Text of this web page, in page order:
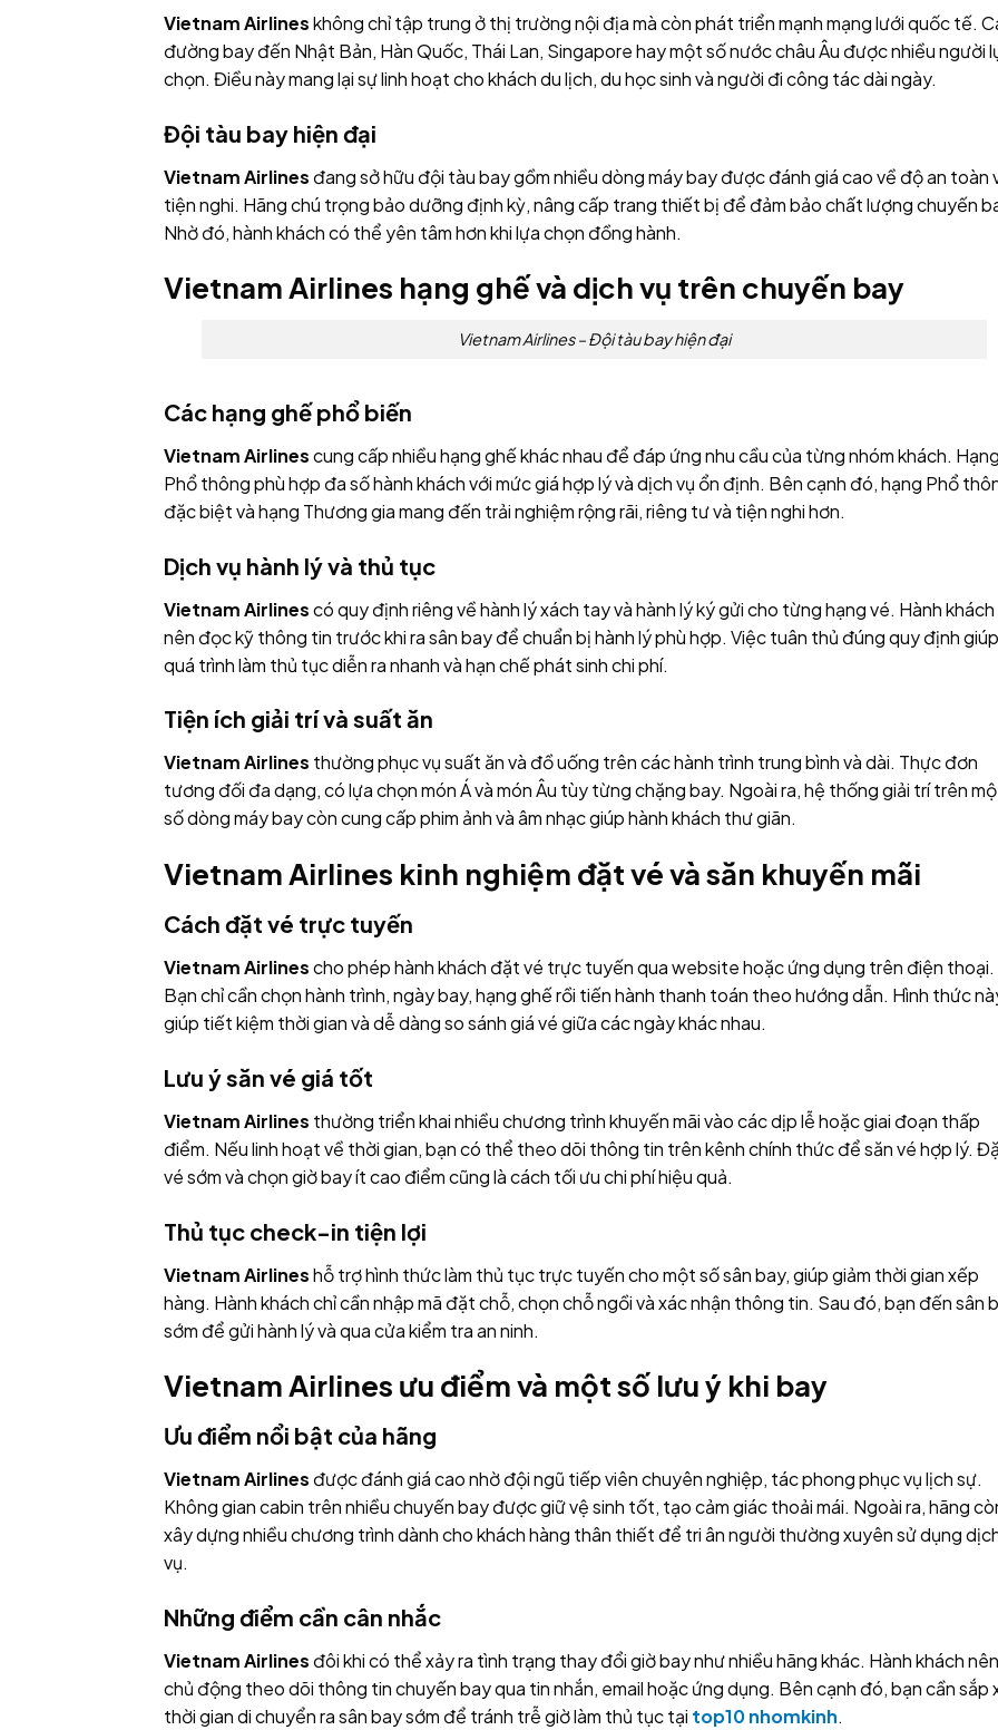
Vietnam Airlineskhông chỉ tập trung ở thị trường nội địa mà còn phát triển mạnh mạng lưới quốc tế.
đường bay đến Nhật Bản, Hàn Quốc, Thái Lan, Singapore hay một số nước châu Âu được nhiều người
chọn. Điều này mang lại sự linh hoạt cho khách du lịch, du học sinh và người đi công tác dài ngày.
Đội tàu bay hiện đại
Vietnam Airlines đang sở hữu đội tàu bay gồm nhiều dòng máy bay được đánh giá cao về độ an toàn
tiện nghi. Hãng chú trọng bảo dưỡng định kỳ, nâng cấp trang thiết bị để đảm bảo chất lượng chuyến
Nhờ đó, hành khách có thể yên tâm hơn khi lựa chọn đồng hành.
Vietnam Airlines hạng ghế và dịch vụ trên chuyến bay
Vietnam Airlines – Đội tàu bay hiện đại
Các hạng ghế phổ biến
Vietnam Airlinescung cấp nhiều hạng ghế khác nhau để đáp ứng nhu cầu của từng nhóm khách. Hạng
Phổ thông phù hợp đa số hành khách với mức giá hợp lý và dịch vụ ổn định. Bên cạnh đó, hạng Phổ
đặc biệt và hạng Thương gia mang đến trải nghiệm rộng rãi, riêng tư và tiện nghi hơn.
Dịch vụ hành lý và thủ tục
Vietnam Airlinescó quy định riêng về hành lý xách tay và hành lý ký gửi cho từng hạng vé. Hành khách
nên đọc kỹ thông tin trước khi ra sân bay để chuẩn bị hành lý phù hợp. Việc tuân thủ đúng quy định giúp
quá trình làm thủ tục diễn ra nhanh và hạn chế phát sinh chi phí.
Tiện ích giải trí và suất ăn
Vietnam Airlines thường phục vụ suất ăn và đồ uống trên các hành trình trung bình và dài. Thực đơn
tương đối đa dạng, có lựa chọn món Á và món Âu tùy từng chặng bay. Ngoài ra, hệ thống giải trí trên
số dòng máy bay còn cung cấp phim ảnh và âm nhạc giúp hành khách thư giãn.
Vietnam Airlines kinh nghiệm đặt vé và săn khuyến mãi
Cách đặt vé trực tuyến
Vietnam Airlinescho phép hành khách đặt vé trực tuyến qua website hoặc ứng dụng trên điện thoại.
Bạn chỉ cần chọn hành trình, ngày bay, hạng ghế rồi tiến hành thanh toán theo hướng dẫn. Hình thức
giúp tiết kiệm thời gian và dễ dàng so sánh giá vé giữa các ngày khác nhau.
Lưu ý săn vé giá tốt
Vietnam Airlines thường triển khai nhiều chương trình khuyến mãi vào các dịp lễ hoặc giai đoạn thấp
điểm. Nếu linh hoạt về thời gian, bạn có thể theo dõi thông tin trên kênh chính thức để săn vé hợp lý.
vé sớm và chọn giờ bay ít cao điểm cũng là cách tối ưu chi phí hiệu quả.
Thủ tục check-in tiện lợi
Vietnam Airlineshỗ trợ hình thức làm thủ tục trực tuyến cho một số sân bay, giúp giảm thời gian xếp
hàng. Hành khách chỉ cần nhập mã đặt chỗ, chọn chỗ ngồi và xác nhận thông tin. Sau đó, bạn đến sân
sớm để gửi hành lý và qua cửa kiểm tra an ninh.
Vietnam Airlines ưu điểm và một số lưu ý khi bay
Ưu điểm nổi bật của hãng
Vietnam Airlines được đánh giá cao nhờ đội ngũ tiếp viên chuyên nghiệp, tác phong phục vụ lịch sự.
Không gian cabin trên nhiều chuyến bay được giữ vệ sinh tốt, tạo cảm giác thoải mái. Ngoài ra, hãng
xây dựng nhiều chương trình dành cho khách hàng thân thiết để tri ân người thường xuyên sử dụng
vụ.
Những điểm cần cân nhắc
Vietnam Airlines đôi khi có thể xảy ra tình trạng thay đổi giờ bay như nhiều hãng khác. Hành khách nên
chủ động theo dõi thông tin chuyến bay qua tin nhắn, email hoặc ứng dụng. Bên cạnh đó, bạn cần sắp
thời gian di chuyển ra sân bay sớm để tránh trễ giờ làm thủ tục tại top10 nhomkinh.